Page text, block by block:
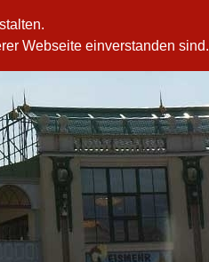
Webseite einverstanden sind.